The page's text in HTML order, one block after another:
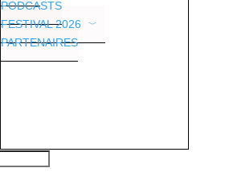
PODCASTS
FESTIVAL 2026
PARTENAIRES